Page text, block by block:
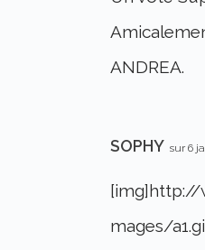
ANDREA.
SOPHY sur 6
[img]http://
mages/